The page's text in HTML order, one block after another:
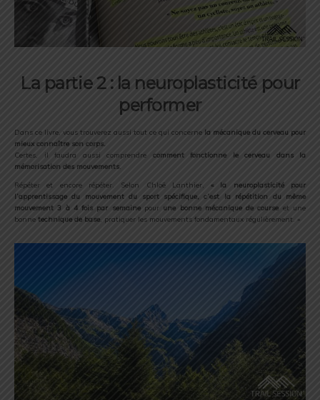
La partie 2 : la neuroplasticité pour
performer
Dans ce livre, vous trouverez aussi tout ce qui concerne la mécanique du cerveau pour
mieux connaître son corps.
Certes, il faudra aussi comprendre
comment fonctionne le cerveau dans la
mémorisation des mouvements.
Répéter et encore répéter. Selon Chloë Lanthier,« la neuroplasticité pour
l’apprentissage du mouvement du sport spécifique, c’est la répétition du même
mouvement 3 à 4 fois par semainepour une bonne mécanique de course et une
bonne technique de base , pratiquer les mouvements fondamentaux régulièrement. »